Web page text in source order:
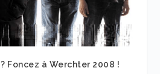
Foncez à Werchter 2008 !